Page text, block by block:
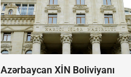
Azərbaycan XİN Boliviyanı